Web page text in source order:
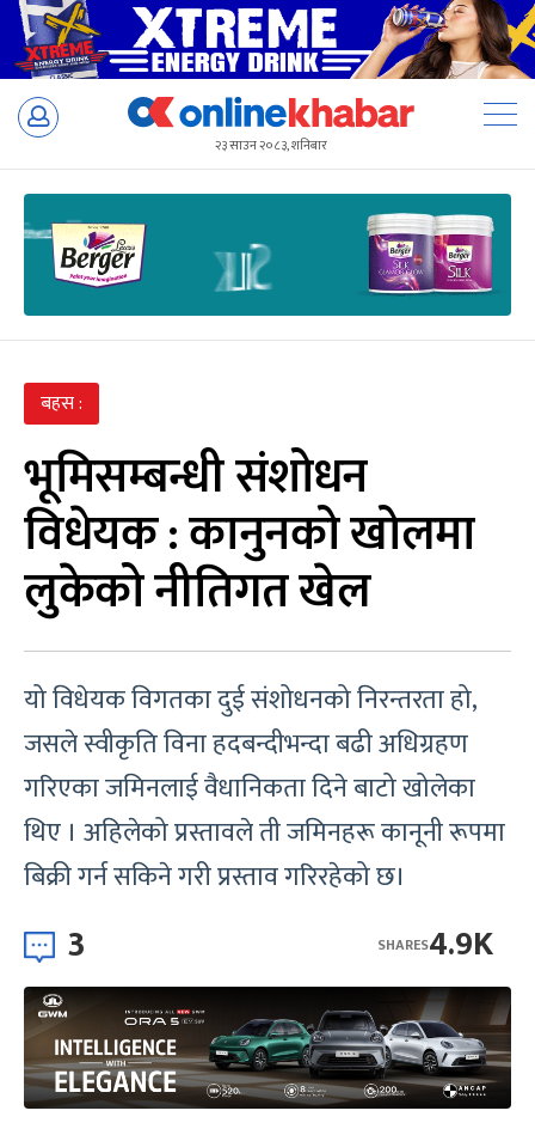
Skip
२३ साउन २०८३, शनिबार
बहस :
भूमिसम्बन्धी संशोधन
विधेयक : कानुनको खोलमा
लुकेको नीतिगत खेल
यो विधेयक विगतका दुई संशोधनको निरन्तरता हो,
जसले स्वीकृति विना हदबन्दीभन्दा बढी अधिग्रहण
गरिएका जमिनलाई वैधानिकता दिने बाटो खोलेका
थिए । अहिलेको प्रस्तावले ती जमिनहरू कानूनी रूपमा
बिक्री गर्न सकिने गरी प्रस्ताव गरिरहेको छ।
3 4.9K
SHARES